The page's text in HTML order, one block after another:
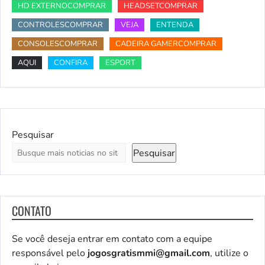
HD EXTERNOCOMPRAR
HEADSETCOMPRAR
CONTROLESCOMPRAR
VEJA
ENTENDA
CONSOLESCOMPRAR
CADEIRA GAMERCOMPRAR
AQUI
CONFIRA ESPORT
Pesquisar
Pesquisar
CONTATO
Se você deseja entrar em contato com a equipe
responsável pelo jogosgratismmi@gmail.com, utilize o